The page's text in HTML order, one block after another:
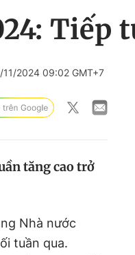
Tiếp
2024 09:02 GMT+7
tăng cao trở
Nhà nước
tuần qua.